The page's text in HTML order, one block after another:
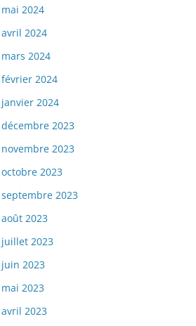
mai 2024
avril 2024
mars 2024
février 2024
janvier 2024
décembre 2023
novembre 2023
octobre 2023
septembre 2023
août 2023
juillet 2023
juin 2023
mai 2023
avril 2023